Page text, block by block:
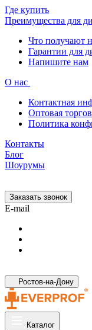
Где купить
Преимущества для
Что получают
Гарантии для
Напишите нам
О нас
Контактная
Оптовая
Политика
Контакты
Блог
Шоурумы
Заказать звонок
E-mail
Ростов-на-Дону
Каталог